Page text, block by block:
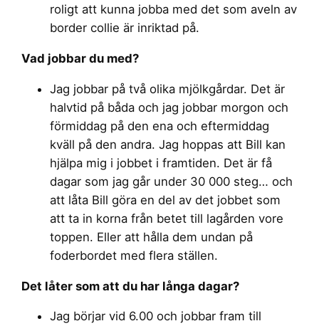
roligt att kunna jobba med det som aveln av
border collie är inriktad på.
Vad jobbar du med?
Jag jobbar på två olika mjölkgårdar. Det är
halvtid på båda och jag jobbar morgon och
förmiddag på den ena och eftermiddag
kväll på den andra. Jag hoppas att Bill kan
hjälpa mig i jobbet i framtiden. Det är få
dagar som jag går under 30 000 steg… och
att låta Bill göra en del av det jobbet som
att ta in korna från betet till lagården vore
toppen. Eller att hålla dem undan på
foderbordet med flera ställen.
Det låter som att du har långa dagar?
Jag börjar vid 6.00 och jobbar fram till